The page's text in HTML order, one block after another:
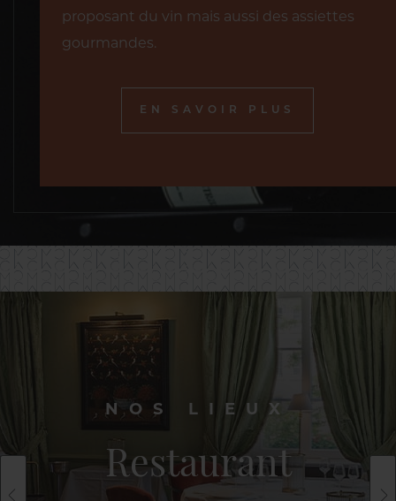
proposant du vin mais aussi des assiettes
gourmandes.
EN SAVOIR PLUS
NOS LIEUX
Restaurant